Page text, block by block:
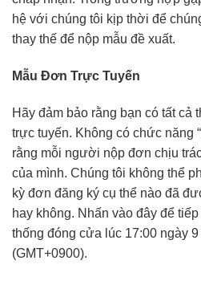
hệ với chúng tôi kịp thời để
thay thế để nộp mẫu đề xuất.
Mẫu Đơn Trực Tuyến
Hãy đảm bảo rằng bạn có tất cả
trực tuyến. Không có chức năng
rằng mỗi người nộp đơn chịu
của mình. Chúng tôi không thể
kỳ đơn đăng ký cụ thể nào đã
hay không. Nhấn vào đây để
thống đóng cửa lúc 17:00 ngày
(GMT+0900).